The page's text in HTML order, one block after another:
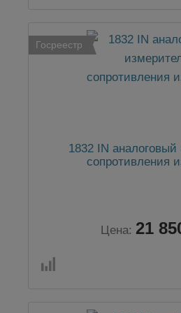
Госреестр
1832 IN аналоговый
сопротивления
Цена: 21